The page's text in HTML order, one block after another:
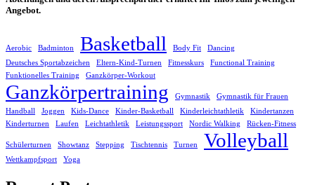
Angebot.
Aerobic Badminton Basketball Body Fit
Dancing
Deutsches Sportabzeichen
Eltern-Kind-Turnen Fitnesskurs
Functional Training
Funktionelles Training
Ganzkörper-Workout
Ganzkörpertraining Gymnastik
Gymnastik für Frauen
Handball
Joggen Kids-Dance Kinder-Basketball Kinderleichtathletik
Kindertanzen
Kinderturnen
Laufen Leichtathletik Leistungssport Nordic Walking Rücken-Fitness
Schülerturnen Showtanz Stepping Tischtennis Turnen Volleyball
Wettkampfsport Yoga